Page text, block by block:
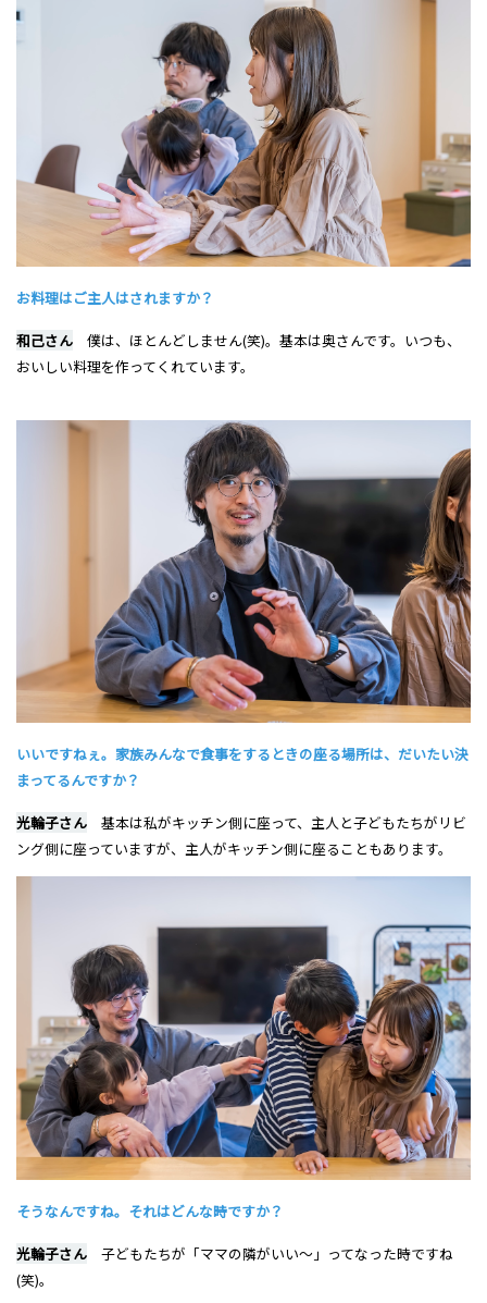
お料理はご主人はされますか？
和己さん 僕は、ほとんどしません(笑)。基本は奥さんです。いつも、
おいしい料理を作ってくれています。
いいですねぇ。家族みんなで食事をするときの座る場所は、だいたい決
まってるんですか？
光輪子さん 基本は私がキッチン側に座って、主人と子どもたちがリビ
ング側に座っていますが、主人がキッチン側に座ることもあります。
そうなんですね。それはどんな時ですか？
光輪子さん 子どもたちが「ママの隣がいい～」ってなった時ですね
(笑)。